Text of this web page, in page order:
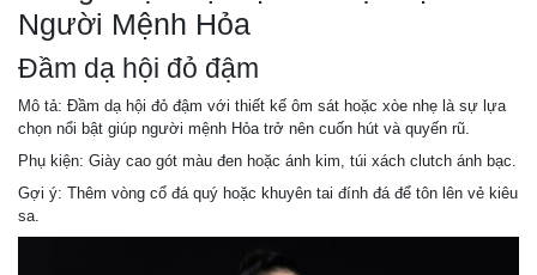
Người Mệnh Hỏa
Đầm dạ hội đỏ đậm
Mô tả: Đầm dạ hội đỏ đậm với thiết kế ôm sát hoặc xòe nhẹ là sự lựa
chọn nổi bật giúp người mệnh Hỏa trở nên cuốn hút và quyến rũ.
Phụ kiện: Giày cao gót màu đen hoặc ánh kim, túi xách clutch ánh bạc.
Gợi ý: Thêm vòng cổ đá quý hoặc khuyên tai đính đá để tôn lên vẻ kiêu
sa.